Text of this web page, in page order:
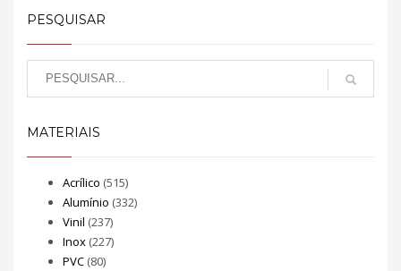
PESQUISAR
MATERIAIS
Acrílico (515)
Alumínio (332)
Vinil (237)
Inox (227)
PVC (80)